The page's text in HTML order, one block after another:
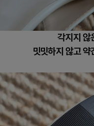
각지지 않
밋밋하지 않고